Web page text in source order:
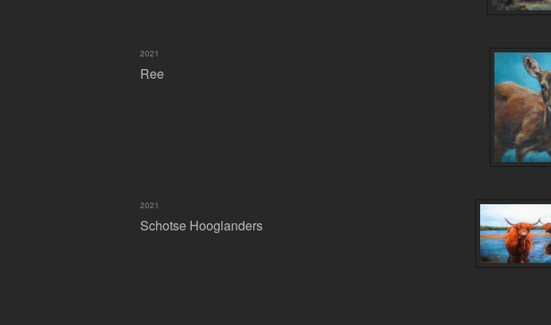
Ree
2021
Schotse Hooglanders
2021